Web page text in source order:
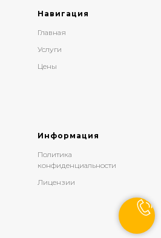
Навигация
Главная
Услуги
Цены
Информация
Политика
конфиденциальности
Лицензии